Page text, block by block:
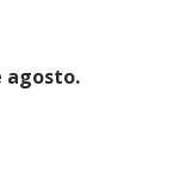
agosto.